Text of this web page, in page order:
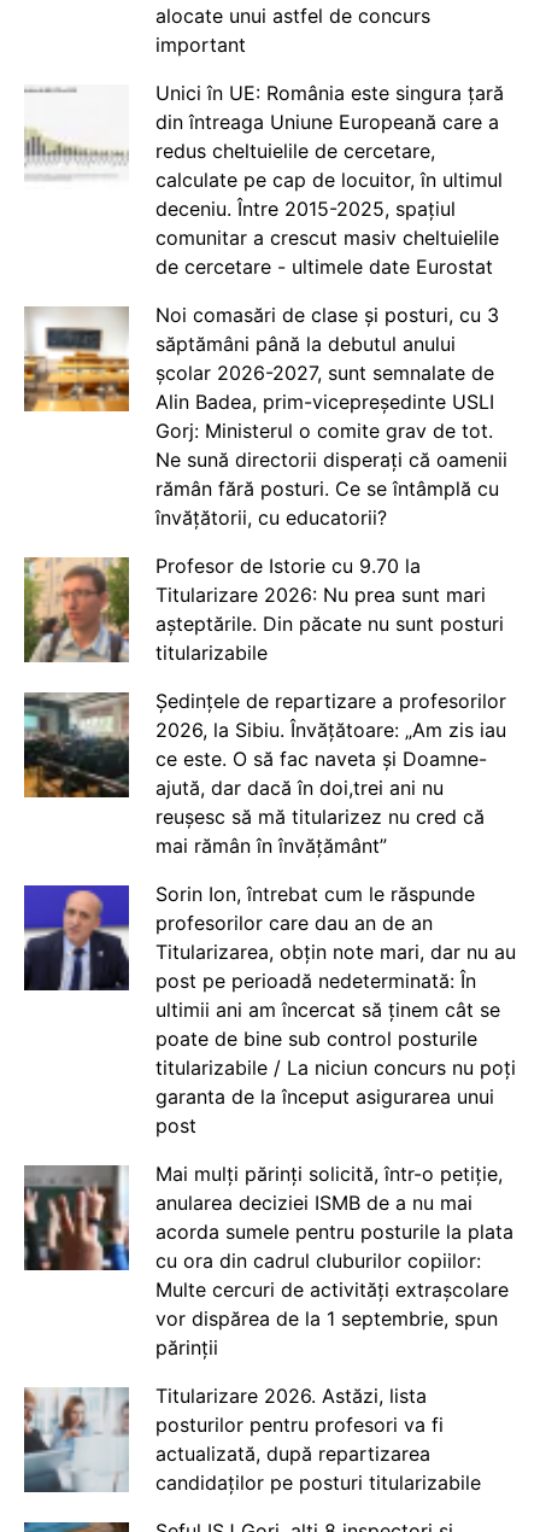
alocate unui astfel de concurs
important
Unici în UE: România este singura țară
din întreaga Uniune Europeană care a
redus cheltuielile de cercetare,
calculate pe cap de locuitor, în ultimul
deceniu. Între 2015-2025, spațiul
comunitar a crescut masiv cheltuielile
de cercetare - ultimele date Eurostat
Noi comasări de clase și posturi, cu 3
săptămâni până la debutul anului
școlar 2026-2027, sunt semnalate de
Alin Badea, prim-vicepreședinte USLI
Gorj: Ministerul o comite grav de tot.
Ne sună directorii disperați că oamenii
rămân fără posturi. Ce se întâmplă cu
învățătorii, cu educatorii?
Profesor de Istorie cu 9.70 la
Titularizare 2026: Nu prea sunt mari
așteptările. Din păcate nu sunt posturi
titularizabile
Ședințele de repartizare a profesorilor
2026, la Sibiu. Învățătoare: „Am zis iau
ce este. O să fac naveta și Doamne-
ajută, dar dacă în doi,trei ani nu
reușesc să mă titularizez nu cred că
mai rămân în învățământ”
Sorin Ion, întrebat cum le răspunde
profesorilor care dau an de an
Titularizarea, obțin note mari, dar nu au
post pe perioadă nedeterminată: În
ultimii ani am încercat să ținem cât se
poate de bine sub control posturile
titularizabile / La niciun concurs nu poți
garanta de la început asigurarea unui
post
Mai mulți părinți solicită, într-o petiție,
anularea deciziei ISMB de a nu mai
acorda sumele pentru posturile la plata
cu ora din cadrul cluburilor copiilor:
Multe cercuri de activități extrașcolare
vor dispărea de la 1 septembrie, spun
părinții
Titularizare 2026. Astăzi, lista
posturilor pentru profesori va fi
actualizată, după repartizarea
candidaților pe posturi titularizabile